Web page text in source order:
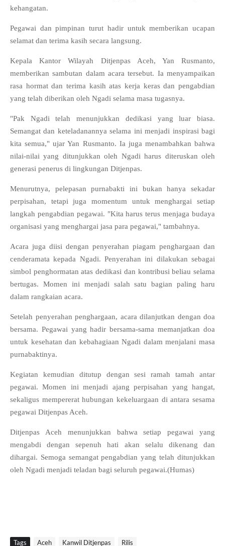
kehangatan.
Pegawai dan pimpinan turut hadir untuk memberikan ucapan
selamat dan terima kasih secara langsung.
Kepala Kantor Wilayah Ditjenpas Aceh, Yan Rusmanto,
memberikan sambutan dalam acara tersebut. Ia menyampaikan
rasa hormat dan terima kasih atas kerja keras dan pengabdian
yang telah diberikan oleh Ngadi selama masa tugasnya.
"Pak Ngadi telah menunjukkan dedikasi yang luar biasa.
Semangat dan keteladanannya selama ini menjadi inspirasi bagi
kita semua," ujar Yan Rusmanto. Ia juga menambahkan bahwa
nilai-nilai yang ditunjukkan oleh Ngadi harus diteruskan oleh
generasi penerus di lingkungan Ditjenpas.
Menurutnya, pelepasan purnabakti ini bukan hanya sekadar
perpisahan, tetapi juga momentum untuk menghargai setiap
langkah pengabdian pegawai. "Kita harus terus menjaga budaya
organisasi yang menghargai jasa para pegawai," tambahnya.
Acara juga diisi dengan penyerahan piagam penghargaan dan
cenderamata kepada Ngadi. Penyerahan ini dilakukan sebagai
simbol penghormatan atas dedikasi dan kontribusi beliau selama
bertugas. Momen ini menjadi salah satu bagian paling haru
dalam rangkaian acara.
Setelah penyerahan penghargaan, acara dilanjutkan dengan doa
bersama. Pegawai yang hadir bersama-sama memanjatkan doa
untuk kesehatan dan kebahagiaan Ngadi dalam menjalani masa
purnabaktinya.
Kegiatan kemudian ditutup dengan sesi ramah tamah antar
pegawai. Momen ini menjadi ajang perpisahan yang hangat,
sekaligus mempererat hubungan kekeluargaan di antara sesama
pegawai Ditjenpas Aceh.
Ditjenpas Aceh menunjukkan bahwa setiap pegawai yang
mengabdi dengan sepenuh hati akan selalu dikenang dan
dihargai. Semoga semangat pengabdian yang telah ditunjukkan
oleh Ngadi menjadi teladan bagi seluruh pegawai.(Humas)
Tags Aceh Kanwil Ditjenpas Rilis